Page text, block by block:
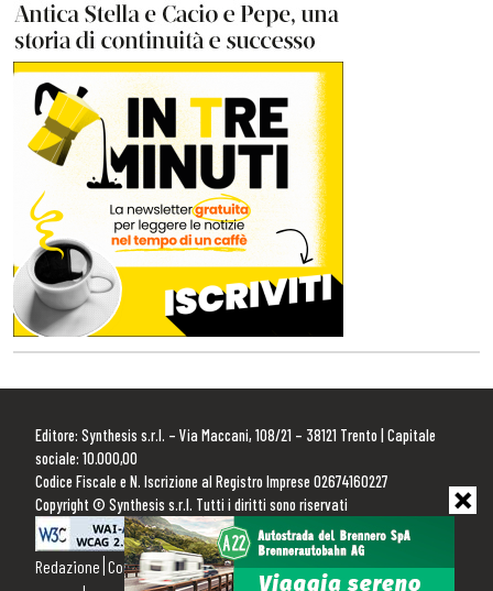
Editore: Synthesis s.r.l. – Via Maccani, 108/21 – 38121 Trento | Capitale
sociale: 10.000,00
Codice Fiscale e N. Iscrizione al Registro Imprese 02674160227
Copyright © Synthesis s.r.l. Tutti i diritti sono riservati
Redazione Contattaci Pubblicità Privacy Policy Cookie Policy